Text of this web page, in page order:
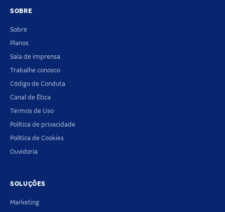
SOBRE
Sobre
Planos
Sala de imprensa
Trabalhe conosco
Código de Conduta
Canal de Ética
Termos de Uso
Política de privacidade
Política de Cookies
Ouvidoria
SOLUÇÕES
Marketing